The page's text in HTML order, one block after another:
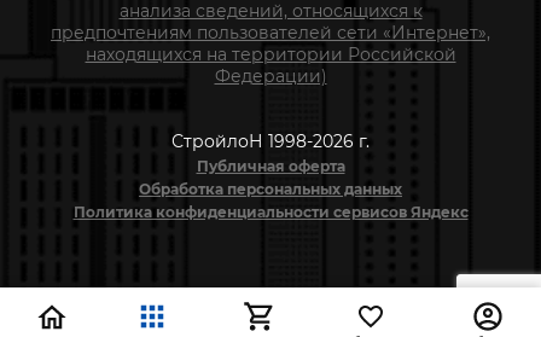
анализа сведений, относящихся к
предпочтениям пользователей сети «Интернет»,
находящихся на территории Российской
Федерации)
СтройлоН 1998-2026 г.
Публичная оферта
Обработка персональных данных
Политика конфиденциальности сервисов Яндекс